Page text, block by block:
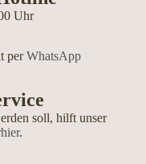
Uhr
perWhatsApp
soll, hilft unser
hier.